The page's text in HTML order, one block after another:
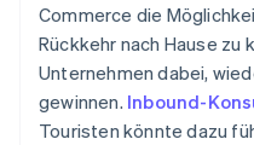
Commerce die
Rückkehr nach Hause zu
Unternehmen dabei,
gewinnen. Inbound-
Touristen könnte dazu